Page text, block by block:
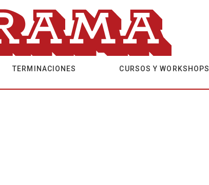
TERMINACIONES CURSOS Y WORKSHOPS